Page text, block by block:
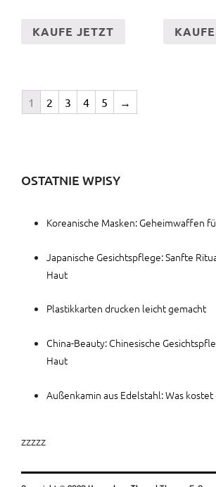
KAUFE JETZT
1 2 3 4 5 →
OSTATNIE WPISY
Koreanische Masken: Geheimwaffen
Japanische Gesichtspflege: Sanfte
Haut
Plastikkarten drucken leicht gemacht
China-Beauty: Chinesische
Haut
Außenkamin aus Edelstahl: Was
zzzzz